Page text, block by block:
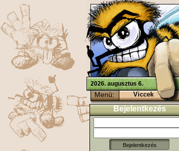
2026. augusztus 6.
Menü: Viccek
Bejelentkezés